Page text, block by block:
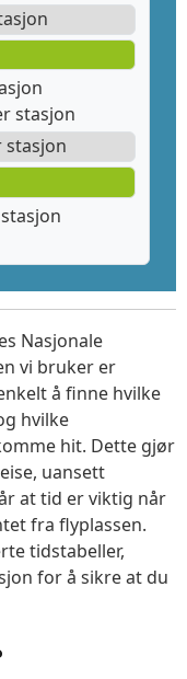
stasjon
stasjon
Nasjonale
vi bruker er
å finne hvilke
hvilke
hit. Dette gjør
uansett
at tid er viktig når
fra flyplassen.
tidstabeller,
for å sikre at du